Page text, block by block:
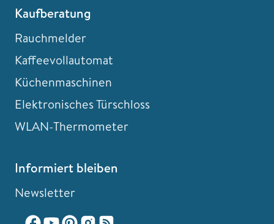
Kaufberatung
Rauchmelder
Kaffeevollautomat
Küchenmaschinen
Elektronisches Türschloss
WLAN-Thermometer
Informiert bleiben
Newsletter